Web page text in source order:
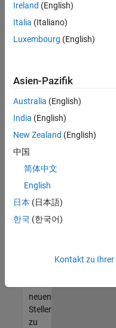
anzeigen.
Wenn
noch
offenen
finden
können,
die
Qualifikationen
entsprechen,
werden
Mitglied
unseres
neuen
Stellenangeboten
zu
Ireland (English)
Italia (Italiano)
Luxembourg (English)
Asien-Pazifik
Australia (English)
India (English)
New Zealand (English)
中国
简体中文
English
日本 (日本語)
한국 (한국어)
Kontakt zu